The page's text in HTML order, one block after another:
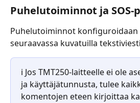
Puhelutoiminnot ja SOS-
Puhelutoiminnot konfiguroidaan
seuraavassa kuvatuilla
ℹ️ Jos TMT250-laitteelle ei ole
ja käyttäjätunnusta, tulee
komentojen eteen kirjoittaa